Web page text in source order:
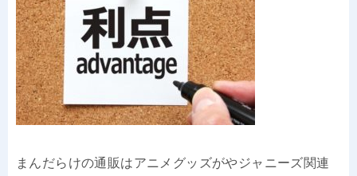
まんだらけの通販はアニメグッズがやジャニーズ関連